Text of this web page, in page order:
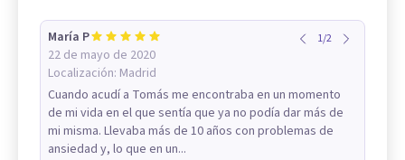
María P
22 de mayo de 2020
Localización: Madrid
1/2
Cuando acudí a Tomás me encontraba en un momento
de mi vida en el que sentía que ya no podía dar más de
mi misma. Llevaba más de 10 años con problemas de
ansiedad y, lo que en un...